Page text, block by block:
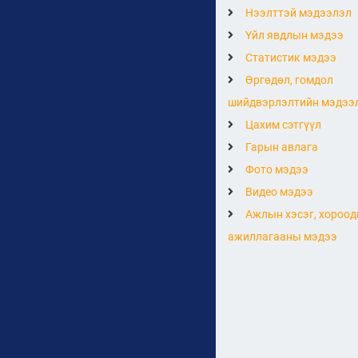
Нээлттэй мэдээлэл
Үйл явдлын мэдээ
Статистик мэдээ
Өргөдөл, гомдол
шийдвэрлэлтийн
Цахим сэтгүүл
Гарын авлага
Фото мэдээ
Видео мэдээ
Ажлын хэсэг,
ажиллагааны мэдээ